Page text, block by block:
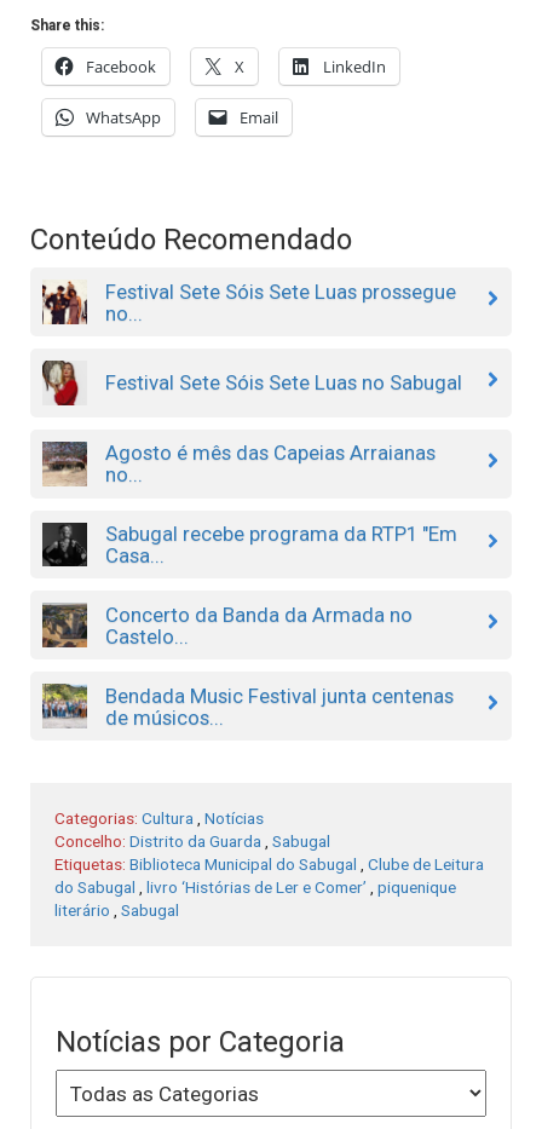
Share this:
Facebook X LinkedIn
WhatsApp Email
Conteúdo Recomendado
Festival Sete Sóis Sete Luas prossegue
no...
Festival Sete Sóis Sete Luas no Sabugal
Agosto é mês das Capeias Arraianas
no...
Sabugal recebe programa da RTP1 "Em
Casa...
Concerto da Banda da Armada no
Castelo...
Bendada Music Festival junta centenas
de músicos...
Categorias: Cultura
Notícias
Concelho: Distrito da Guarda
Sabugal
Etiquetas: Biblioteca Municipal do Sabugal
Clube de Leitura
do Sabugal
livro ‘Histórias de Ler e Comer’
piquenique
literário
Sabugal
Notícias por Categoria